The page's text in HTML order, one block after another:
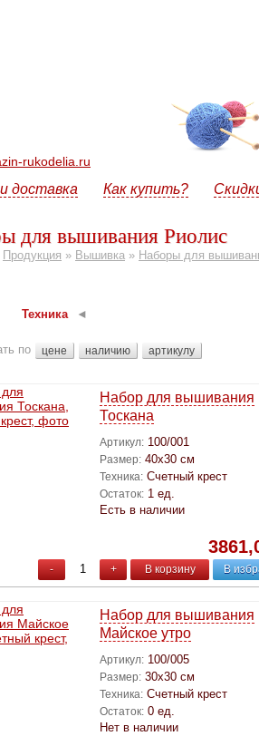
rukodelia.ru
доставка Как купить?
для вышивания Риолис
Продукция » Вышивка » Наборы для
Техника
по цене наличию артикулу
Набор для вышивания
Тоскана
Артикул: 100/001
Размер: 40х30 см
Техника: Счетный крест
Остаток: 1 ед.
Есть в наличии
- + В корзину В
Набор для вышивания
Майское утро
Артикул: 100/005
Размер: 30х30 см
Техника: Счетный крест
Остаток: 0 ед.
Нет в наличии